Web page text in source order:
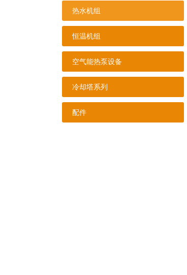
热水机组
恒温机组
空气能热泵设备
冷却塔系列
配件